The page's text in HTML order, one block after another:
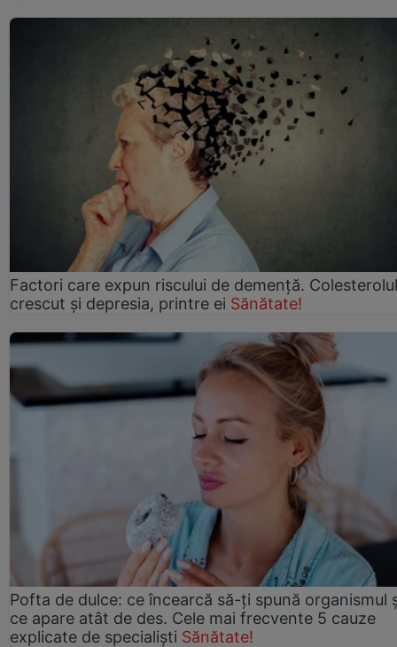
Factori care expun riscului de demență. Colesterolul
crescut şi depresia, printre ei Sănătate!
Pofta de dulce: ce încearcă să-ți spună organismul
ce apare atât de des. Cele mai frecvente 5 cauze
explicate de specialiști Sănătate!